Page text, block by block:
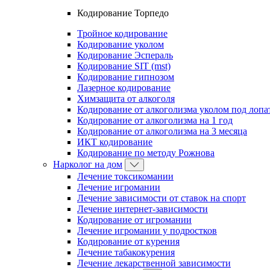
Кодирование Торпедо
Тройное кодирование
Кодирование уколом
Кодирование Эспераль
Кодирование SIT (mst)
Кодирование гипнозом
Лазерное кодирование
Химзащита от алкоголя
Кодирование от алкоголизма уколом под
Кодирование от алкоголизма на 1 год
Кодирование от алкоголизма на 3 месяца
ИКТ кодирование
Кодирование по методу Рожнова
Нарколог на дом
Лечение токсикомании
Лечение игромании
Лечение зависимости от ставок на спорт
Лечение интернет-зависимости
Кодирование от игромании
Лечение игромании у подростков
Кодирование от курения
Лечение табакокурения
Лечение лекарственной зависимости